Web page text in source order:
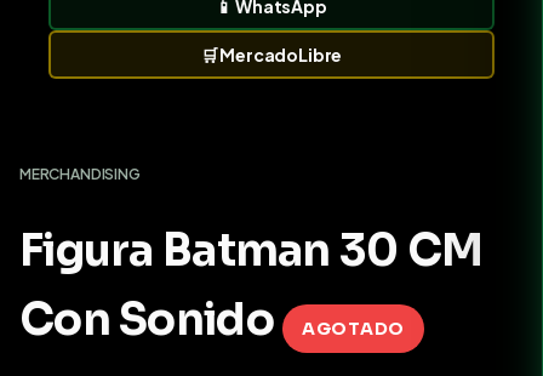
📱WhatsApp
🛒MercadoLibre
MERCHANDISING
Figura Batman 30 CM
Con Sonido
AGOTADO